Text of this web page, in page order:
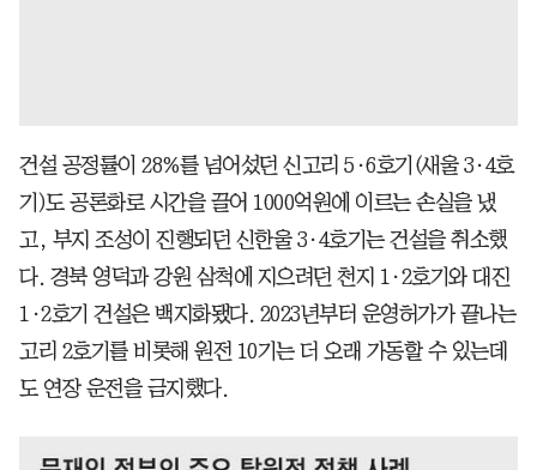
건설 공정률이 28%를 넘어섰던 신고리 5·6호기(새울 3·4호
기)도 공론화로 시간을 끌어 1000억원에 이르는 손실을 냈
고, 부지 조성이 진행되던 신한울 3·4호기는 건설을 취소했
다. 경북 영덕과 강원 삼척에 지으려던 천지 1·2호기와 대진
1·2호기 건설은 백지화됐다. 2023년부터 운영허가가 끝나는
고리 2호기를 비롯해 원전 10기는 더 오래 가동할 수 있는데
도 연장 운전을 금지했다.